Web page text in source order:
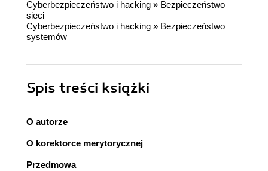
Cyberbezpieczeństwo i hacking » Bezpieczeństwo
sieci
Cyberbezpieczeństwo i hacking » Bezpieczeństwo
systemów
Spis treści książki
O autorze
O korektorce merytorycznej
Przedmowa